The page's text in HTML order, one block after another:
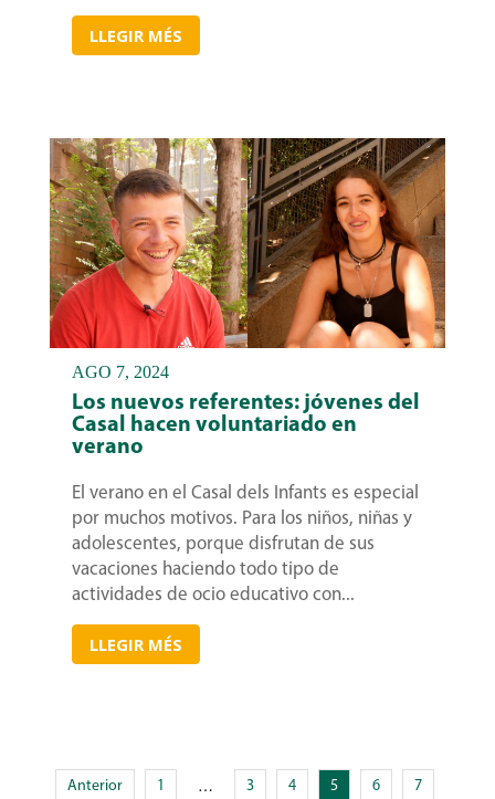
LLEGIR MÉS
Los nuevos referentes: jóvenes del
Casal hacen voluntariado en
verano
El verano en el Casal dels Infants es especial
por muchos motivos. Para los niños, niñas y
adolescentes, porque disfrutan de sus
vacaciones haciendo todo tipo de
actividades de ocio educativo con...
LLEGIR MÉS
AGO 7, 2024
Anterior 1 … 3 4 5 6 7